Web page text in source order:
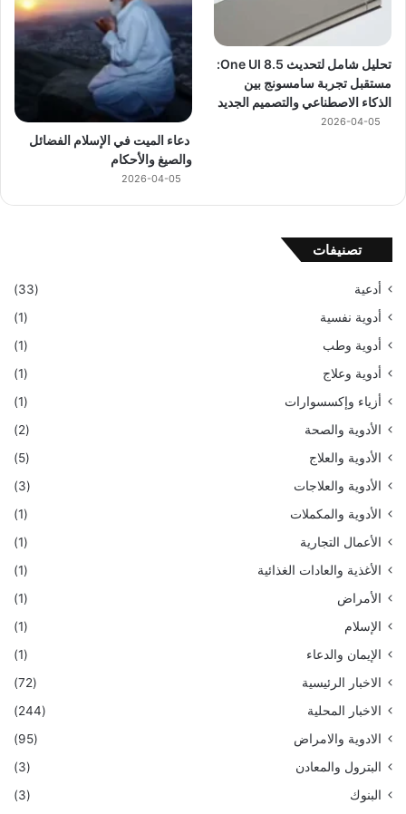
تحليل شامل لتحديث One UI 8.5:
مستقبل تجربة سامسونج بين
الذكاء الاصطناعي والتصميم الجديد
2026-04-05
دعاء الميت في الإسلام الفضائل
والصيغ والأحكام
2026-04-05
تصنيفات
أدعية
(33)
أدوية نفسية
(1)
أدوية وطب
(1)
أدوية وعلاج
(1)
أزياء وإكسسوارات
(1)
الأدوية والصحة
(2)
الأدوية والعلاج
(5)
الأدوية والعلاجات
(3)
الأدوية والمكملات
(1)
الأعمال التجارية
(1)
الأغذية والعادات الغذائية
(1)
الأمراض
(1)
الإسلام
(1)
الإيمان والدعاء
(1)
الاخبار الرئيسية
(72)
الاخبار المحلية
(244)
الادوية والامراض
(95)
البترول والمعادن
(3)
البنوك
(3)